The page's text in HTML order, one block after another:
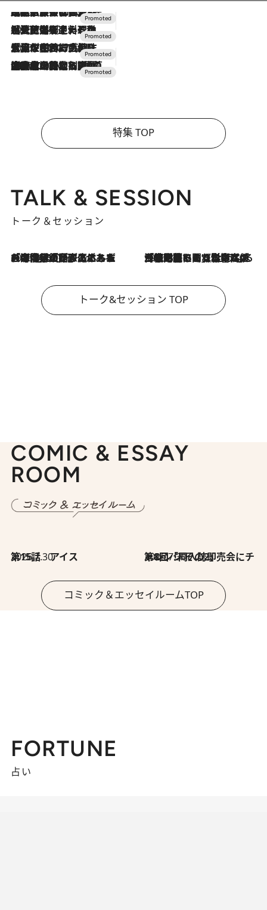
2026.7.31
【ホテル帰省】という選択肢をOMOが提案。家族とほどよい距離を保つには「昼は実家、夜は気兼ねなくホテルで！」
2026.7.24
【夏限定ディナーコース】旬を迎える稚鮎や花ズッキーニなどをイタリア・トスカーナの郷土料理の手法で満喫！
2026.7.17
「土佐和ハーブかき氷」がOMO7高知に登場！生姜、山椒、大葉など目にも舌にも涼を呼ぶ郷土の味
2026.7.10
NEW OPEN！【界 草津】名湯の地に誕生。趣の異なる2種の温泉と上州ならではの会席・蕎麦割烹など美食を味わう究極の癒やし旅
特集 TOP
TALK & SESSION
トーク＆セッション
2026.8.3
「今後値上げがあるとすれば…」「リスクがあるのは今年の冬」エネルギー専門家が語る、ホルムズ海峡封鎖が家庭にもたらす“ある心配” 2026.8.3
「住宅建てられない…」「サーチャージ料の高値が続いている」ホルムズ海峡封鎖による影響はいつまで続く？《エネルギー専門家に聞く“どうなる日本の暮らし”》
トーク&セッション TOP
COMIC & ESSAY
ROOM
2026.7.30
第15話 アイス 2026.7.30
第8回「同人誌即売会にチャレンジ その2」
コミック＆エッセイルームTOP
FORTUNE
占い